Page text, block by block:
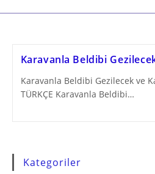
Karavanla Beldibi
Karavanla Beldibi Gezilecek ve
TÜRKÇE Karavanla Beldibi…
Kategoriler